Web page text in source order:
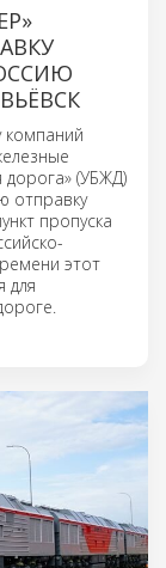
компаний
дорога» (УБЖД)
отправку
пропуска
этот
для